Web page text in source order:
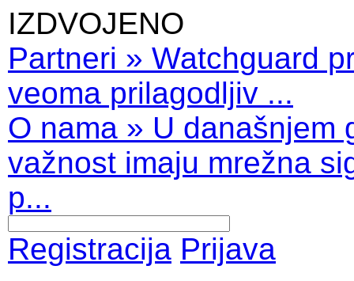
IZDVOJENO
Partneri » Watchguard
veoma prilagodljiv ...
O nama » U današnjem
važnost imaju mrežna
p...
Registracija Prijava